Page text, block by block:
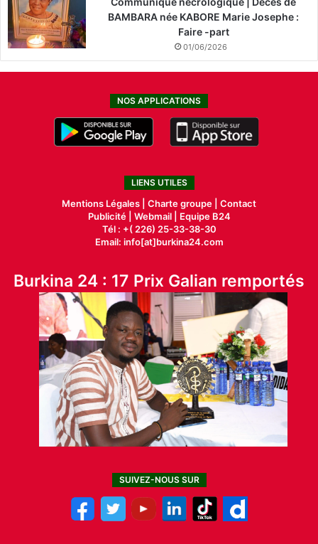
BAMBARA née KABORE Marie Josephe :
Faire -part
01/06/2026
NOS APPLICATIONS
LIENS UTILES
Mentions Légales | Charte groupe | Contact
Publicité| Webmail |
Equipe B24
Tél : +( 226) 25-33-38-30
Email: info[at]burkina24.com
Burkina 24 : 17 Prix Galian remportés
SUIVEZ-NOUS SUR